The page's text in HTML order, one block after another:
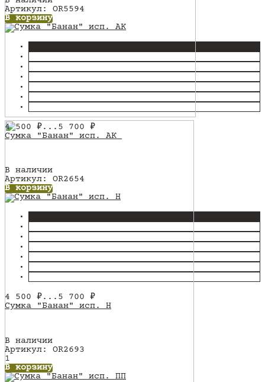
Артикул: OR5594
В корзину
4 500 ₽ ... 5 700 ₽
Сумка "Банан" исп. АК
В наличии
Артикул: OR2654
В корзину
4 500 ₽ ... 5 700 ₽
Сумка "Банан" исп. Н
В наличии
Артикул: OR2693
1
В корзину